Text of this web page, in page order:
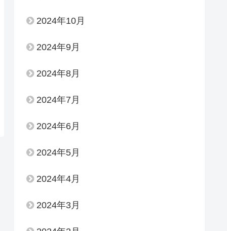
2024年10月
2024年9月
2024年8月
2024年7月
2024年6月
2024年5月
2024年4月
2024年3月